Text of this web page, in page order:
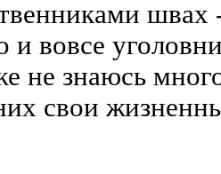
швах
и вовсе
не знаюсь
свои